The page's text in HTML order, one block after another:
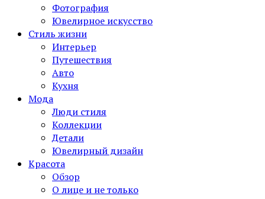
Фотография
Ювелирное искусство
Стиль жизни
Интерьер
Путешествия
Авто
Кухня
Мода
Люди стиля
Коллекции
Детали
Ювелирный дизайн
Красота
Обзор
О лице и не только